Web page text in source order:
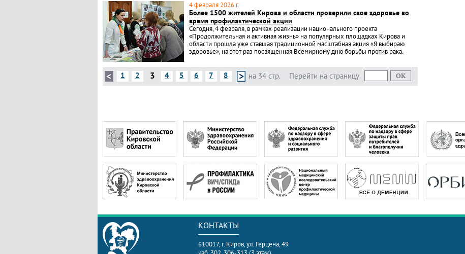
4 февраля 2026 г.
Более 1500 жителей Кирова и области проверили свое здоровье во
время профилактической акции
Сегодня, 4 февраля, в рамках реализации национального проекта
«Продолжительная и активная жизнь» на популярных площадках Кирова и
области прошла уже ставшая традиционной масштабная акция «Я выбираю
здоровье», на этот раз посвященная Всемирному дню борьбы против рака.
Перейти на страницу
1 2 3 4 5 6 7 8 на 34 стр.
КОНТАКТЫ
610017, г. Киров, ул. Герцена, 49